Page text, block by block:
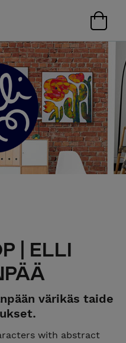
| ELLI
värikäs taide
with abstract